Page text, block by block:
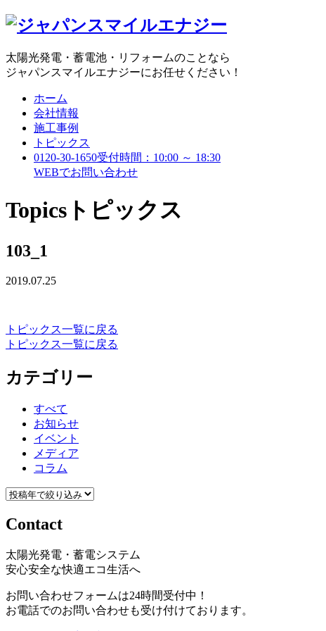
太陽光発電・蓄電池・リフォームのことなら
ジャパンスマイルエナジーにお任せください！
ホーム
会社情報
施工事例
トピックス
0120-30-1650受付時間：10:00 ～ 18:30
WEBでお問い合わせ
Topics トピックス
103_1
2019.07.25
トピックス一覧に戻る
トピックス一覧に戻る
カテゴリー
すべて
お知らせ
イベント
メディア
コラム
Contact
太陽光発電・蓄電システム
安心安全な快適エコ生活へ
お問い合わせフォームは24時間受付中！
お電話でのお問い合わせも受け付けております。